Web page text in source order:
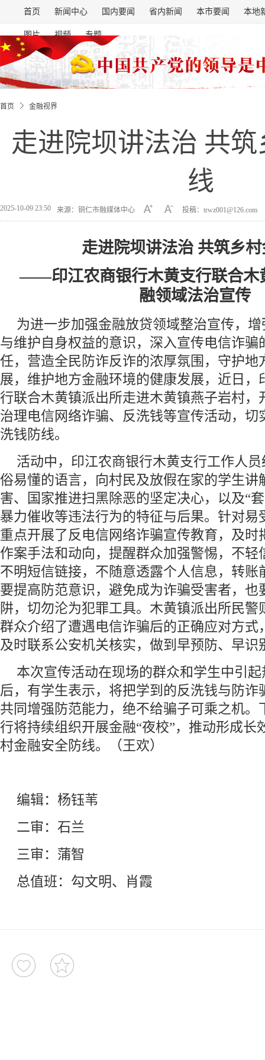
首页 新闻中心 国内要闻 省内新闻 本市要闻 本地
图片 视频 专题
首页 金融视界
走进院坝讲法治 共
线
2025-10-09 23:50 来源：铜仁市融媒体中心 投稿：trwz001@126.com
走进院坝讲法治 共筑乡
——印江农商银行木黄支行联合木
融领域法治宣传
为进一步加强金融放贷领域整治宣传，
与维护自身权益的意识，深入宣传电信诈骗
任，营造全民防诈反诈的浓厚氛围，守护地
展，维护地方金融环境的健康发展，近日，
行联合木黄镇派出所走进木黄镇燕子岩村，
治理电信网络诈骗、反洗钱等宣传活动，切
洗钱防线。
活动中，印江农商银行木黄支行工作人
俗易懂的语言，向村民及放假在家的学生讲
害、国家推进扫黑除恶的坚定决心，以及“
暴力催收等违法行为的特征与后果。针对易
重点开展了反电信网络诈骗宣传教育，及时
作案手法和动向，提醒群众加强警惕，不轻
不明短信链接，不随意透露个人信息，转账
要提高防范意识，避免成为诈骗受害者，也
阱，切勿沦为犯罪工具。木黄镇派出所民警
群众介绍了遭遇电信诈骗后的正确应对方式
及时联系公安机关核实，做到早预防、早识
本次宣传活动在现场的群众和学生中引
后，有学生表示，将把学到的反洗钱与防诈
共同增强防范能力，绝不给骗子可乘之机。
行将持续组织开展金融“夜校”，推动形成长
村金融安全防线。（王欢）
编辑：杨钰苇
二审：石兰
三审：蒲智
总值班：勾文明、肖霞